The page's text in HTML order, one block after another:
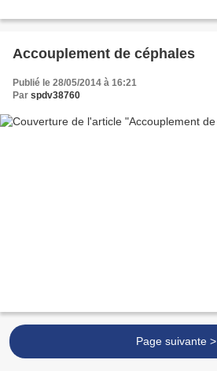
Accouplement de céphales
Publié le 28/05/2014 à 16:21
Par spdv38760
Page suivante >